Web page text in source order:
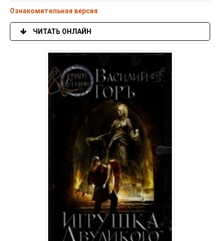
Ознакомительная версия
ЧИТАТЬ ОНЛАЙН